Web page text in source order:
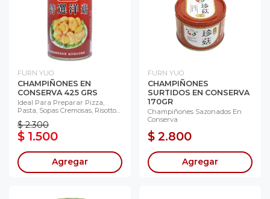
FURN YUO
CHAMPIÑONES EN
CONSERVA 425 GRS
Ideal Para Preparar Pizza,
Pasta, Sopas Cremosas, Risotto...
$ 2.300
$ 1.500
Agregar
FURN YUO
CHAMPIÑONES
SURTIDOS EN CONSERVA
170GR
Champiñones Sazonados En
Conserva
$ 2.800
Agregar